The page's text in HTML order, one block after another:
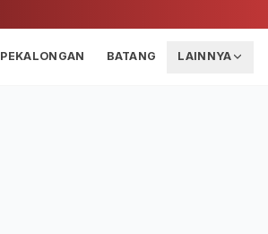
PEKALONGAN BATANG LAINNYA